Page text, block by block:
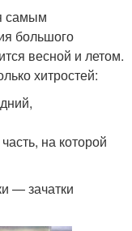
самым
большого
весной и летом.
хитростей:
на которой
— зачатки